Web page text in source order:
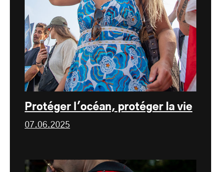
Protéger l'océan, protéger la vie
07.06.2025